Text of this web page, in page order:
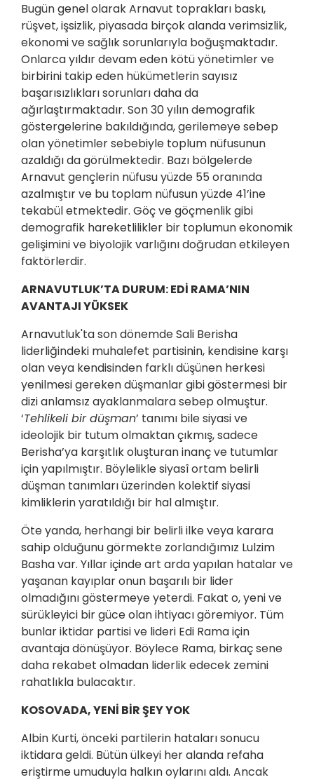
Bugün genel olarak Arnavut toprakları baskı,
rüşvet, işsizlik, piyasada birçok alanda verimsizlik,
ekonomi ve sağlık sorunlarıyla boğuşmaktadır.
Onlarca yıldır devam eden kötü yönetimler ve
birbirini takip eden hükümetlerin sayısız
başarısızlıkları sorunları daha da
ağırlaştırmaktadır. Son 30 yılın demografik
göstergelerine bakıldığında, gerilemeye sebep
olan yönetimler sebebiyle toplum nüfusunun
azaldığı da görülmektedir. Bazı bölgelerde
Arnavut gençlerin nüfusu yüzde 55 oranında
azalmıştır ve bu toplam nüfusun yüzde 41’ine
tekabül etmektedir. Göç ve göçmenlik gibi
demografik hareketlilikler bir toplumun ekonomik
gelişimini ve biyolojik varlığını doğrudan etkileyen
faktörlerdir.
ARNAVUTLUK’TA DURUM: EDİ RAMA’NIN
AVANTAJI YÜKSEK
Arnavutluk'ta son dönemde Sali Berisha
liderliğindeki muhalefet partisinin, kendisine karşı
olan veya kendisinden farklı düşünen herkesi
yenilmesi gereken düşmanlar gibi göstermesi bir
dizi anlamsız ayaklanmalara sebep olmuştur.
‘Tehlikeli bir düşman’ tanımı bile siyasi ve
ideolojik bir tutum olmaktan çıkmış, sadece
Berisha’ya karşıtlık oluşturan inanç ve tutumlar
için yapılmıştır. Böylelikle siyasî ortam belirli
düşman tanımları üzerinden kolektif siyasi
kimliklerin yaratıldığı bir hal almıştır.
Öte yanda, herhangi bir belirli ilke veya karara
sahip olduğunu görmekte zorlandığımız Lulzim
Basha var. Yıllar içinde art arda yapılan hatalar ve
yaşanan kayıplar onun başarılı bir lider
olmadığını göstermeye yeterdi. Fakat o, yeni ve
sürükleyici bir güce olan ihtiyacı göremiyor. Tüm
bunlar iktidar partisi ve lideri Edi Rama için
avantaja dönüşüyor. Böylece Rama, birkaç sene
daha rekabet olmadan liderlik edecek zemini
rahatlıkla bulacaktır.
KOSOVADA, YENİ BİR ŞEY YOK
Albin Kurti, önceki partilerin hataları sonucu
iktidara geldi. Bütün ülkeyi her alanda refaha
eriştirme umuduyla halkın oylarını aldı. Ancak